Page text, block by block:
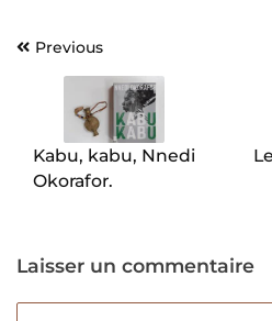
Navigation
l’article
Previous
Kabu, kabu, Nnedi
Okorafor.
Laisser un commentaire